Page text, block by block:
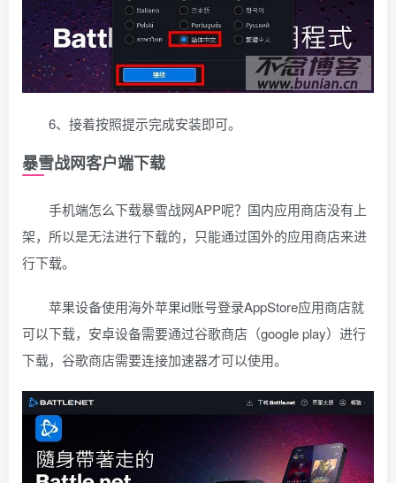
6、接着按照提示完成安装即可。
暴雪战网客户端下载
手机端怎么下载暴雪战网APP呢？国内应用商店没有上
架，所以是无法进行下载的，只能通过国外的应用商店来进
行下载。
苹果设备使用海外苹果id账号登录AppStore应用商店就
可以下载，安卓设备需要通过谷歌商店（google play）进行
下载，谷歌商店需要连接加速器才可以使用。